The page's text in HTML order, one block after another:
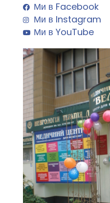
Ми в Facebook
Ми в Instagram
Ми в YouTube